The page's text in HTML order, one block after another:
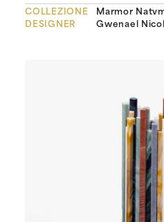
COLLEZIONE
Marmor
DESIGNER
Gwenael